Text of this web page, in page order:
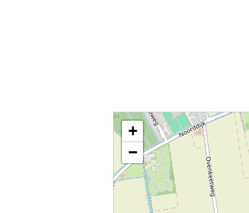
Kaart / Plattegrond Dirksland centrum
+
−